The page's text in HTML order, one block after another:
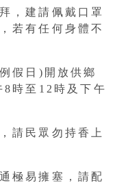
，建請佩戴口罩
若有任何身體不
假日)開放供鄉
時至12時及下午
請民眾勿持香上
極易擁塞，請配